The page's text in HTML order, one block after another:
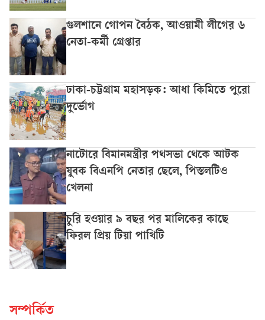
গুলশানে গোপন বৈঠক, আওয়ামী লীগের ৬
নেতা-কর্মী গ্রেপ্তার
ঢাকা-চট্টগ্রাম মহাসড়ক: আধা কিমিতে পুরো
দুর্ভোগ
নাটোরে বিমানমন্ত্রীর পথসভা থেকে আটক
যুবক বিএনপি নেতার ছেলে, পিস্তলটিও
খেলনা
চুরি হওয়ার ৯ বছর পর মালিকের কাছে
ফিরল প্রিয় টিয়া পাখিটি
সম্পর্কিত